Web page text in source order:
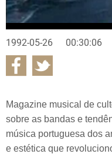
1992-05-26 00:30:06
Magazine musical de
sobre as bandas e
música portuguesa dos
e estética que